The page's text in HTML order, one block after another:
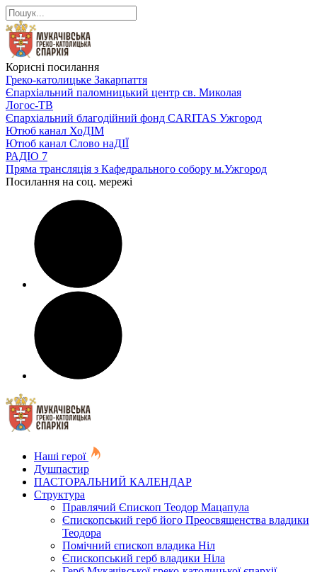
Корисні посилання
Греко-католицьке Закарпаття
Єпархіальний паломницький центр св. Миколая
Логос-ТВ
Єпархіальний благодійний фонд CARITAS Ужгород
Ютюб канал ХоДІМ
Ютюб канал Слово наДІЇ
РАДІО 7
Пряма трансляція з Кафедрального собору м.Ужгород
Посилання на соц. мережі
Наші герої
Душпастир
ПАСТОРАЛЬНИЙ КАЛЕНДАР
Структура
Правлячий Єпископ Теодор Мацапула
Єпископський герб його Преосвященства владики
Теодора
Помічний єпископ владика Ніл
Єпископський герб владики Ніла